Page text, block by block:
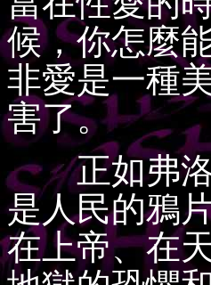
候，你怎麼
非愛是一種
害了。
正如弗洛伊
是人民的鴉
在上帝、在